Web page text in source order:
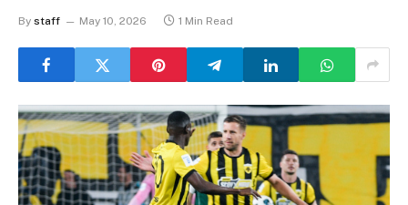
By staff May 10, 2026 1 Min Read